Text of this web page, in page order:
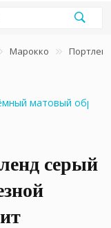
Марокко
серый